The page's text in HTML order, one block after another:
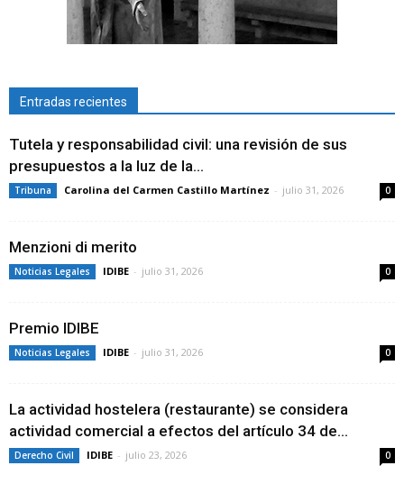
Entradas recientes
Tutela y responsabilidad civil: una revisión de sus
presupuestos a la luz de la...
Tribuna Carolina del Carmen Castillo Martínez - julio 31, 2026 0
Menzioni di merito
Noticias Legales IDIBE - julio 31, 2026 0
Premio IDIBE
Noticias Legales IDIBE - julio 31, 2026 0
La actividad hostelera (restaurante) se considera
actividad comercial a efectos del artículo 34 de...
Derecho Civil IDIBE - julio 23, 2026 0